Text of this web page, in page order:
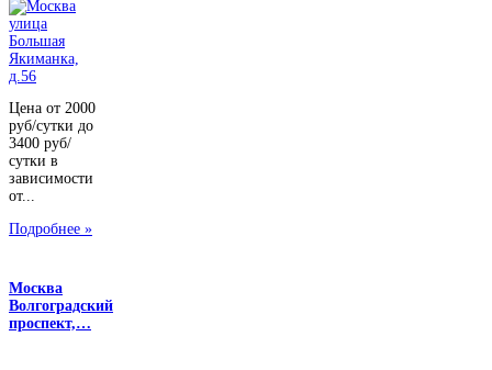
Цена от 2000
руб/сутки до
3400 руб/
сутки в
зависимости
от...
Подробнее »
Москва
Волгоградский
проспект,…